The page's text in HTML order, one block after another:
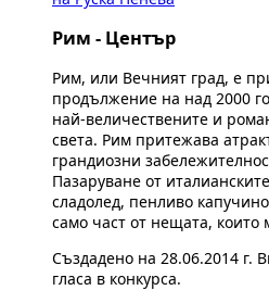
Рим - Център
Рим, или Вечният град, е
продължение на над 2000
най-величествените и
света. Рим притежава
грандиозни
Пазаруване от
сладолед, пенливо
само част от нещата, които
Създадено на 28.06.2014 г.
гласа в конкурса.